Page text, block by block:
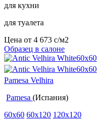
для кухни
для туалета
Цена от 4 673 c/м2
Образец в салоне
Pamesa Velhira
Pamesa (Испания)
60x60 60x120 120x120